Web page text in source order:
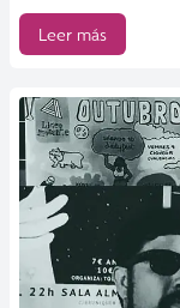
Leer más